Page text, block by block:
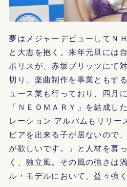
夢はメジャーデビューしてＮ
と大志を抱く。来年元旦には
ポリスが、赤坂ブリッツにて
切り。楽曲制作を事業ともす
ュース業も行っており、四月
「ＮＥＯＭＡＲＹ」を結成し
レーション アルバムもリリー
ビアを出来る子が居ないので
が欲しいです。」と人材を募
く、独立風。その風の強さは
ル・モデルにおいて、益々強